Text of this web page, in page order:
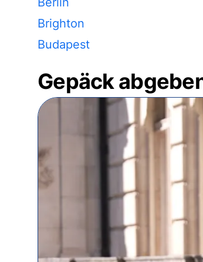
Brighton
Budapest
Gepäck